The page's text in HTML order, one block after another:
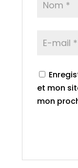
et mon
mon